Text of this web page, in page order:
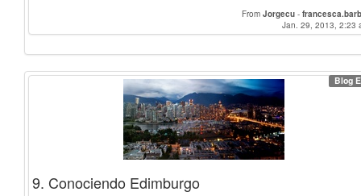
From Jorgecu -
Jan. 29, 2013, 2:23
Blog
9. Conociendo Edimburgo